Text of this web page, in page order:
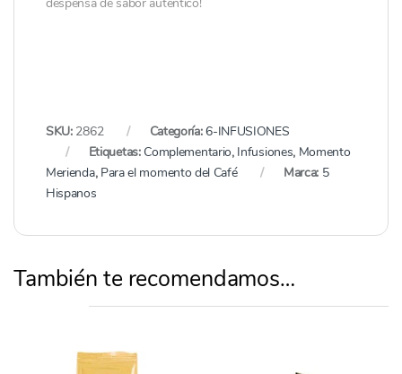
SKU: 2862 Categoría:6-INFUSIONES
Etiquetas: Complementario, Infusiones, Momento
Merienda, Para el momento del Café Marca: 5
Hispanos
También te recomendamos…